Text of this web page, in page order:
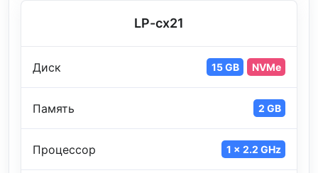
LP-cx21
Диск 15 GB NVMe
Память 2 GB
Процессор 1 x 2.2 GHz